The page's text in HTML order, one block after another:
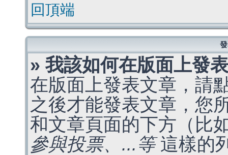
回頂端
» 我該如何在版面上發
在版面上發表文章，請
之後才能發表文章，您
和文章頁面的下方（比
參與投票、...等這樣的